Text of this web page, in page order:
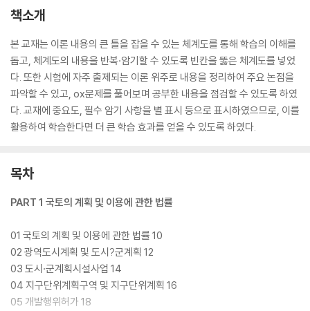
책소개
본 교재는 이론 내용의 큰 틀을 잡을 수 있는 체계도를 통해 학습의 이해를
돕고, 체계도의 내용을 반복·암기할 수 있도록 빈칸을 뚫은 체계도를 넣었
다. 또한 시험에 자주 출제되는 이론 위주로 내용을 정리하여 주요 논점을
파악할 수 있고, ox문제를 풀어보며 공부한 내용을 점검할 수 있도록 하였
다. 교재에 중요도, 필수 암기 사항을 별 표시 등으로 표시하였으므로, 이를
활용하여 학습한다면 더 큰 학습 효과를 얻을 수 있도록 하였다.
목차
PART 1 국토의 계획 및 이용에 관한 법률
01 국토의 계획 및 이용에 관한 법률 10
02 광역도시계획 및 도시?군계획 12
03 도시·군계획시설사업 14
04 지구단위계획구역 및 지구단위계획 16
05 개발행위허가 18